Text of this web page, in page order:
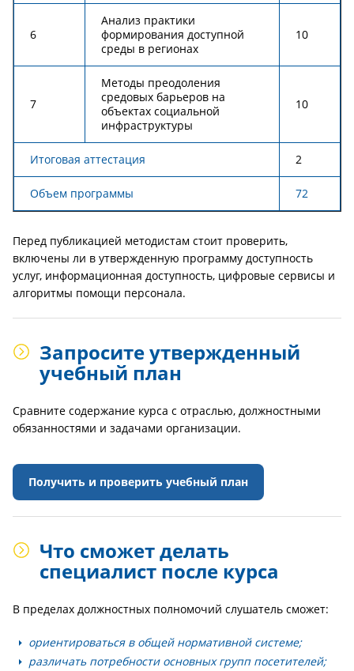
6
Анализ практики
формирования доступной
среды в регионах
10
7
Методы преодоления
средовых барьеров на
объектах социальной
инфраструктуры
10
Итоговая аттестация 2
Объем программы 72
Перед публикацией методистам стоит проверить,
включены ли в утвержденную программу доступность
услуг, информационная доступность, цифровые сервисы и
алгоритмы помощи персонала.
Запросите утвержденный
учебный план
Сравните содержание курса с отраслью, должностными
обязанностями и задачами организации.
Получить и проверить учебный план
Что сможет делать
специалист после курса
В пределах должностных полномочий слушатель сможет:
ориентироваться в общей нормативной системе;
различать потребности основных групп посетителей;